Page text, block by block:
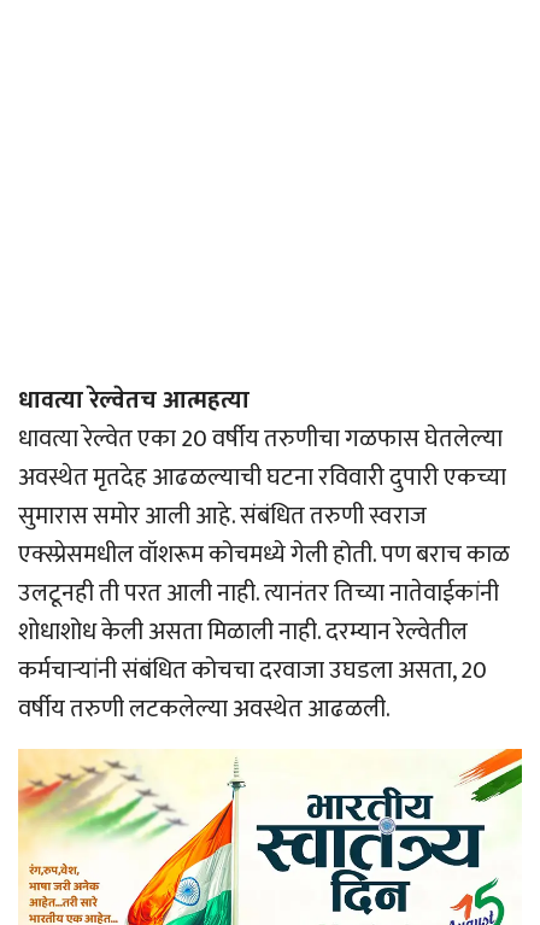
धावत्या रेल्वेतच आत्महत्या
धावत्या रेल्वेत एका 20 वर्षीय तरुणीचा गळफास घेतलेल्या
अवस्थेत मृतदेह आढळल्याची घटना रविवारी दुपारी एकच्या
सुमारास समोर आली आहे. संबंधित तरुणी स्वराज
एक्स्प्रेसमधील वॉशरूम कोचमध्ये गेली होती. पण बराच काळ
उलटूनही ती परत आली नाही. त्यानंतर तिच्या नातेवाईकांनी
शोधाशोध केली असता मिळाली नाही. दरम्यान रेल्वेतील
कर्मचार्‍यांनी संबंधित कोचचा दरवाजा उघडला असता, 20
वर्षीय तरुणी लटकलेल्या अवस्थेत आढळली.